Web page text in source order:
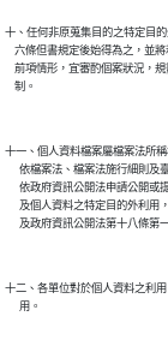
十、任何非原蒐集目的之特定目
六條但書規定後始得為之，並
前項情形，宜審酌個案狀況，
十一、個人資料檔案屬檔案法所
依檔案法、檔案法施行細則
依政府資訊公開法申請公開
及個人資料之特定目的外利
十二、各單位對於個人資料之利